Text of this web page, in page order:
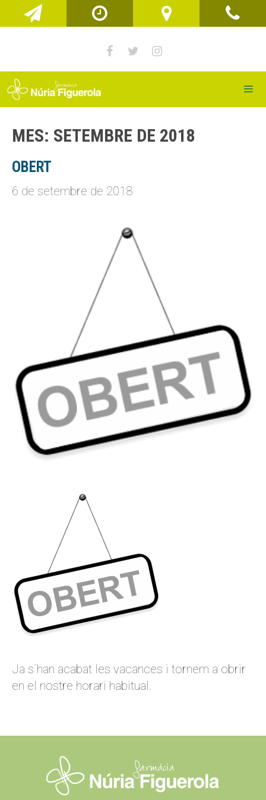
al
MES: SETEMBRE DE 2018
OBERT
6 de setembre de 2018
Ja s´han acabat les vacances i tornem a obrir
en el nostre horari habitual.